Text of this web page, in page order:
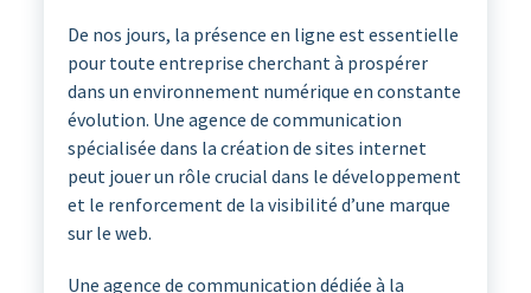
De nos jours, la présence en ligne est essentielle
pour toute entreprise cherchant à prospérer
dans un environnement numérique en constante
évolution. Une agence de communication
spécialisée dans la création de sites internet
peut jouer un rôle crucial dans le développement
et le renforcement de la visibilité d’une marque
sur le web.
Une agence de communication dédiée à la